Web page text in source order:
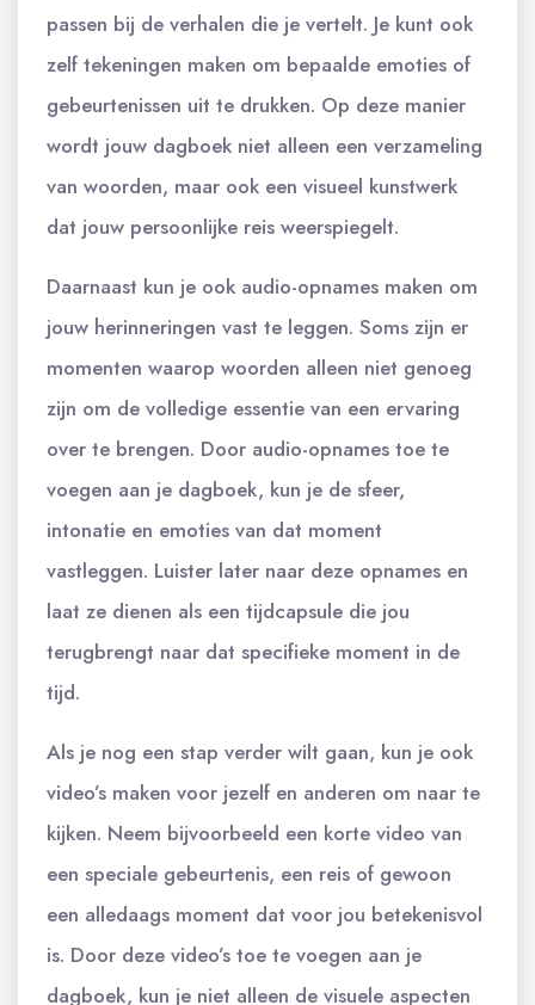
passen bij de verhalen die je vertelt. Je kunt ook
zelf tekeningen maken om bepaalde emoties of
gebeurtenissen uit te drukken. Op deze manier
wordt jouw dagboek niet alleen een verzameling
van woorden, maar ook een visueel kunstwerk
dat jouw persoonlijke reis weerspiegelt.
Daarnaast kun je ook audio-opnames maken om
jouw herinneringen vast te leggen. Soms zijn er
momenten waarop woorden alleen niet genoeg
zijn om de volledige essentie van een ervaring
over te brengen. Door audio-opnames toe te
voegen aan je dagboek, kun je de sfeer,
intonatie en emoties van dat moment
vastleggen. Luister later naar deze opnames en
laat ze dienen als een tijdcapsule die jou
terugbrengt naar dat specifieke moment in de
tijd.
Als je nog een stap verder wilt gaan, kun je ook
video’s maken voor jezelf en anderen om naar te
kijken. Neem bijvoorbeeld een korte video van
een speciale gebeurtenis, een reis of gewoon
een alledaags moment dat voor jou betekenisvol
is. Door deze video’s toe te voegen aan je
dagboek, kun je niet alleen de visuele aspecten